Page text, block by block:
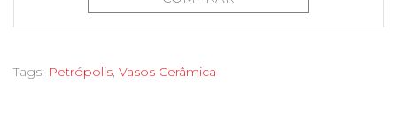
Tags: Petrópolis, Vasos Cerâmica